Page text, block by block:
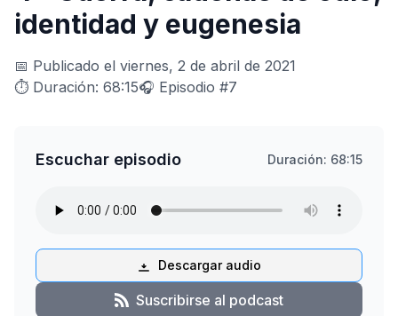
identidad y eugenesia
📅 Publicado el viernes, 2 de abril de 2021
⏱️ Duración: 68:15🎧 Episodio #7
Escuchar episodio Duración: 68:15
Descargar audio
Suscribirse al podcast